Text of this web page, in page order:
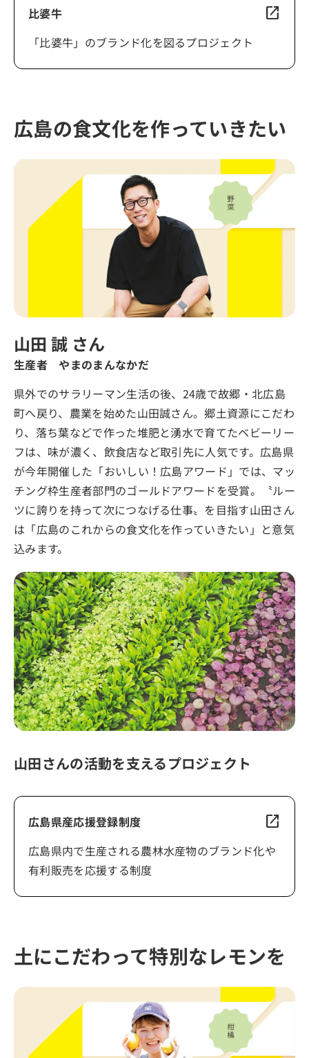
比婆牛 open_in_new
「比婆牛」のブランド化を図るプロジェクト
広島の食文化を作っていきたい
山田 誠 さん
生産者 やまのまんなかだ
県外でのサラリーマン生活の後、24歳で故郷・北広島
町へ戻り、農業を始めた山田誠さん。郷土資源にこだわ
り、落ち葉などで作った堆肥と湧水で育てたベビーリー
フは、味が濃く、飲食店など取引先に人気です。広島県
が今年開催した「おいしい！広島アワード」では、マッ
チング枠生産者部門のゴールドアワードを受賞。〝ルー
ツに誇りを持って次につなげる仕事〟を目指す山田さん
は「広島のこれからの食文化を作っていきたい」と意気
込みます。
山田さんの活動を支えるプロジェクト
広島県産応援登録制度 open_in_new
広島県内で生産される農林水産物のブランド化や
有利販売を応援する制度
土にこだわって特別なレモンを